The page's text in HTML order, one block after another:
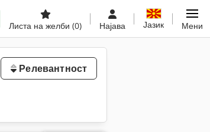
Листа на желби (0) Најава Јазик Мени
Релевантност